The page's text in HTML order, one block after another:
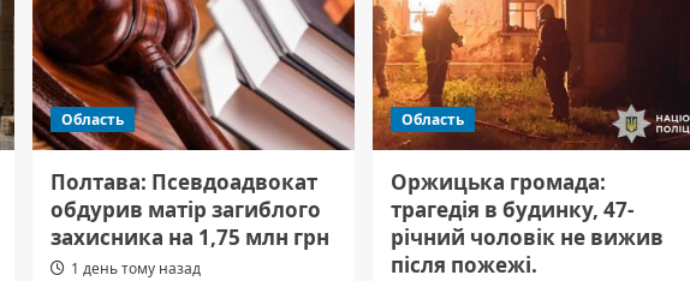
Область
Полтава: Псевдоадвокат
обдурив матір загиблого
захисника на 1,75 млн грн
1 день тому назад
Область
Оржицька громада:
трагедія в будинку, 47-
річний чоловік не вижив
після пожежі.